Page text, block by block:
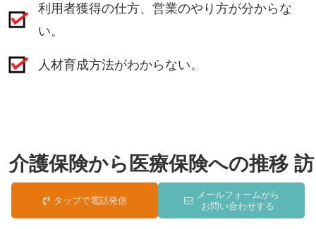
利用者獲得の仕方、営業のやり方が分からな
い。
人材育成方法がわからない。
介護保険から医療保険への推移 訪
問看護ステーションの需要
タップで電話発信
メールフォームから
お問い合わせする